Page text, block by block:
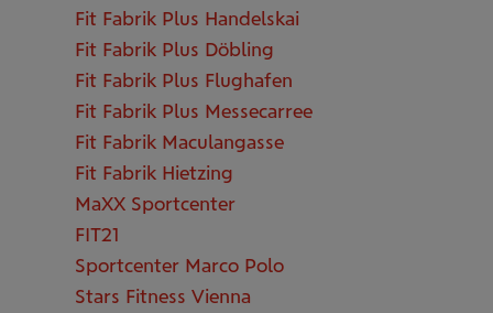
Fit Fabrik Plus Handelskai
Fit Fabrik Plus Döbling
Fit Fabrik Plus Flughafen
Fit Fabrik Plus Messecarree
Fit Fabrik Maculangasse
Fit Fabrik Hietzing
MaXX Sportcenter
FIT21
Sportcenter Marco Polo
Stars Fitness Vienna